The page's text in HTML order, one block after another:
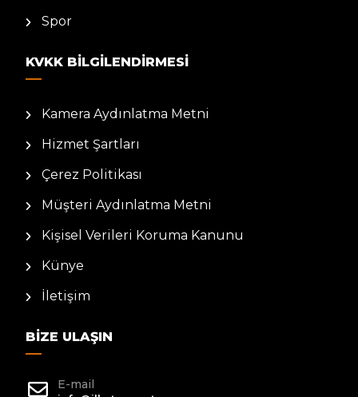
Spor
KVKK BILGILENDIRMESI
Kamera Aydınlatma Metni
Hizmet Şartları
Çerez Politikası
Müşteri Aydınlatma Metni
Kişisel Verileri Koruma Kanunu
Künye
İletişim
BIZE ULAŞIN
E-mail